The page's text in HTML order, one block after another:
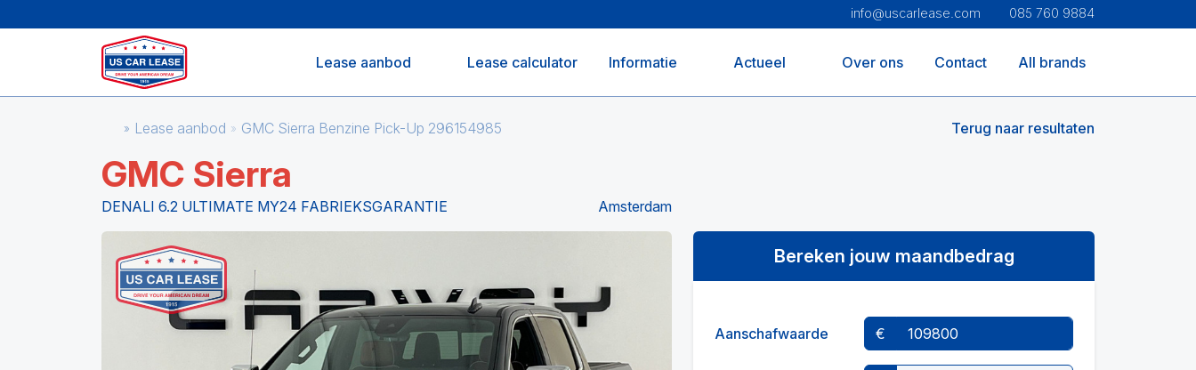
info@uscarlease.com 085 760 9884
Lease aanbod Lease calculator Informatie Actueel Over ons Contact All brands
Lease aanbod GMC Sierra Benzine Pick-Up 296154985 Terug naar resultaten
GMC Sierra
DENALI 6.2 ULTIMATE MY24 FABRIEKSGARANTIE Amsterdam
Bereken jouw maandbedrag
Aanschafwaarde €